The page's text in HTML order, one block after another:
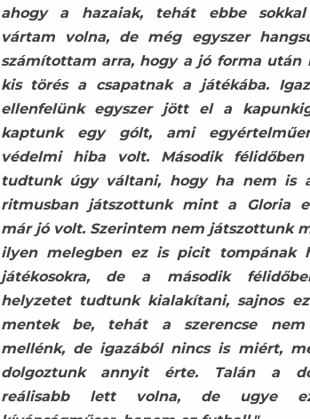
ahogy a hazaiak, tehát ebbe
vártam volna, de még egyszer
számítottam arra, hogy a jó forma után
kis törés a csapatnak a játékába.
ellenfelünk egyszer jött el a
kaptunk egy gólt, ami
védelmi hiba volt. Második félidőben
tudtunk úgy váltani, hogy ha nem is
ritmusban játszottunk mint a Gloria
már jó volt. Szerintem nem játszottunk
ilyen melegben ez is picit tompának
játékosokra, de a második
helyzetet tudtunk kialakítani, sajnos
mentek be, tehát a szerencse
mellénk, de igazából nincs is miért,
dolgoztunk annyit érte. Talán a
reálisabb lett volna, de ugye